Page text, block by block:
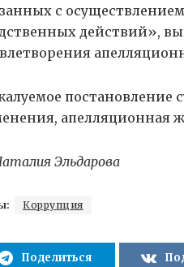
с
действий»,
постановление
апелляционная
Эльдарова
Коррупция
Поделиться